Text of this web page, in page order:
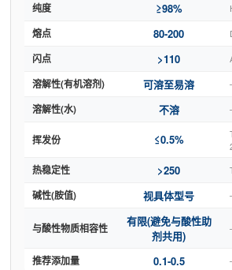
纯度 ≥98%
熔点 80-200
闪点 >110
溶解性(有机溶剂) 可溶至易溶
溶解性(水) 不溶
挥发份 ≤0.5%
热稳定性 >250
碱性(胺值) 视具体型号
与酸性物质相容性
有限(避免与酸性助
剂共用)
推荐添加量 0.1-0.5